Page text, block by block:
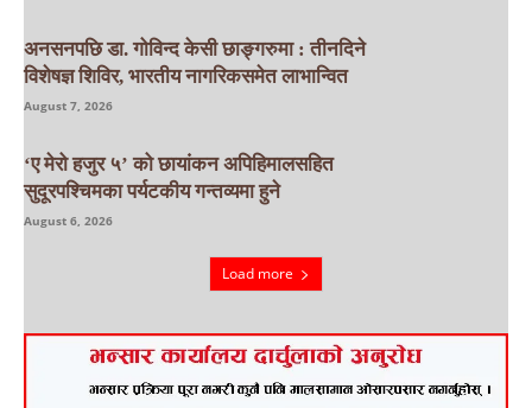
अनसनपछि डा. गोविन्द केसी छाङ्गरुमा : तीनदिने
विशेषज्ञ शिविर, भारतीय नागरिकसमेत लाभान्वित
August 7, 2026
‘ए मेरो हजुर ५’ को छायांकन अपिहिमालसहित
सुदूरपश्चिमका पर्यटकीय गन्तव्यमा हुने
August 6, 2026
Load more